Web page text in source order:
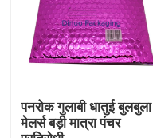
उत्पादों
वीडियो
हमारे बारे में
पनरोक गुलाबी धातुई बुलबुला
मेलर्स बड़ी मात्रा पंचर